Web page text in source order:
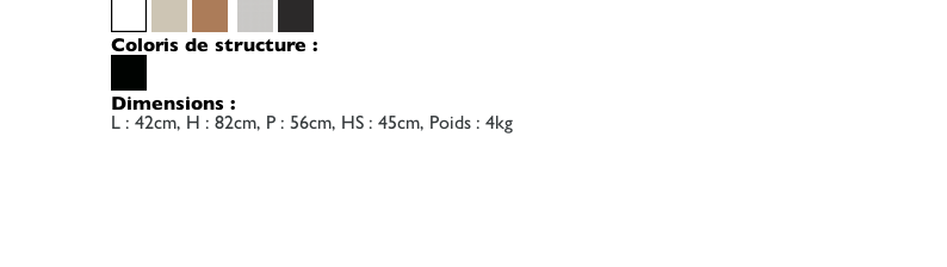
Coloris de structure :
Dimensions :
L : 42cm, H : 82cm, P : 56cm, HS : 45cm, Poids : 4kg